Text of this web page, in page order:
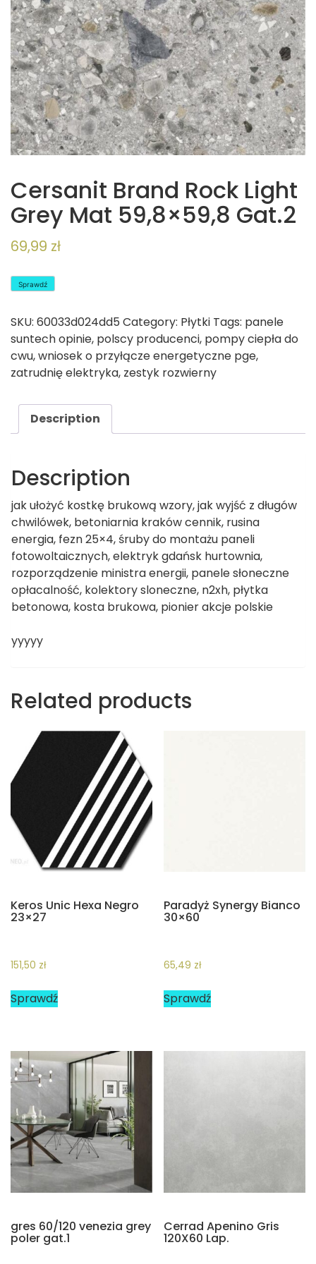
Cersanit Brand Rock Light
Grey Mat 59,8×59,8 Gat.2
69,99 zł
Sprawdź
SKU: 60033d024dd5 Category: Płytki Tags: panele
suntech opinie, polscy producenci, pompy ciepła do
cwu,wniosek o przyłącze energetyczne pge,
zatrudnię elektryka, zestyk rozwierny
Description
Description
jak ułożyć kostkę brukową wzory, jak wyjść z długów
chwilówek, betoniarnia kraków cennik, rusina
energia, fezn 25×4, śruby do montażu paneli
fotowoltaicznych, elektryk gdańsk hurtownia,
rozporządzenie ministra energii, panele słoneczne
opłacalność, kolektory sloneczne, n2xh, płytka
betonowa, kosta brukowa, pionier akcje polskie
yyyyy
Related products
Keros Unic Hexa Negro
23×27
151,50 zł
Sprawdź
Paradyż Synergy Bianco
30×60
65,49 zł
Sprawdź
gres 60/120 venezia grey
poler gat.1
Cerrad Apenino Gris
120X60 Lap.